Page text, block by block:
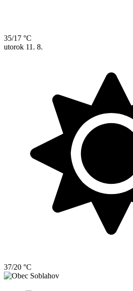
35/17 °C
utorok 11. 8.
37/20 °C